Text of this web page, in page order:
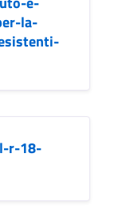
la-
r-18-